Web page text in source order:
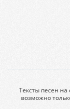
Тексты песен
возможно